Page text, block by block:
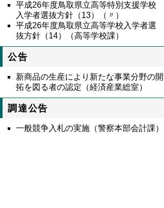
平成26年度鳥取県立高等特別支援学校
入学者選抜方針（13）（〃）
平成26年度鳥取県立高等学校入学者選
抜方針（14）（高等学校課）
公告
新商品の生産により新たな事業分野の開
拓を図る者の認定（経済産業総室）
調達公告
一般競争入札の実施（警察本部会計課）